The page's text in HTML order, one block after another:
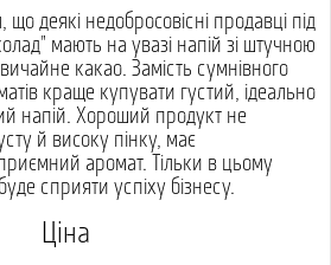
деякі недобросовісні продавці під
мають на увазі напій зі штучною
какао. Замість сумнівного
краще купувати густий, ідеально
напій. Хороший продукт не
й високу пінку, має
аромат. Тільки в цьому
сприяти успіху бізнесу.
Ціна